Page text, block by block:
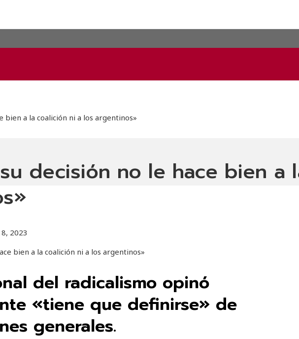
bien a la coalición ni a los argentinos»
decisión no le hace bien a
2023
del radicalismo opinó
«tiene que definirse» de
generales.